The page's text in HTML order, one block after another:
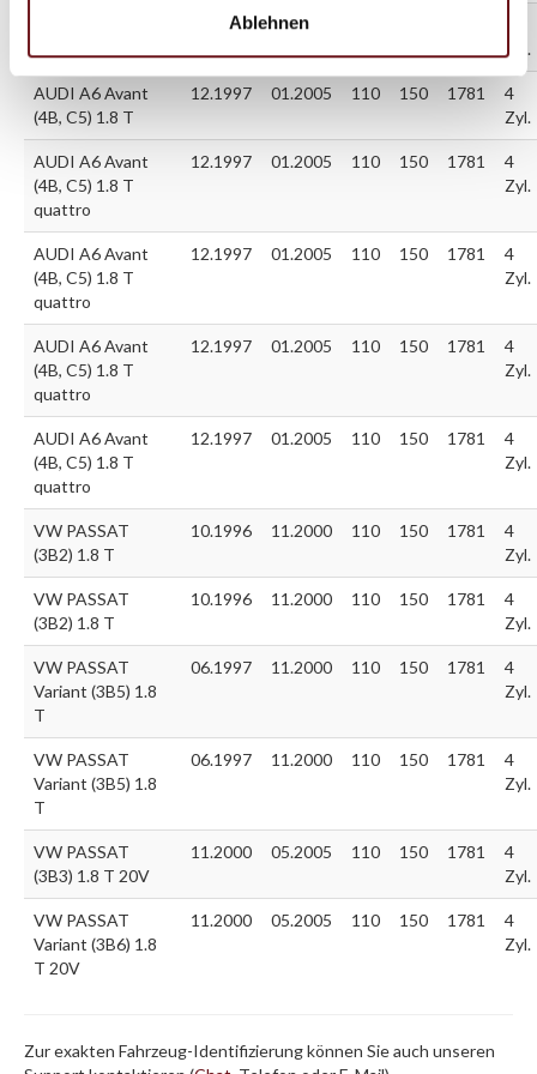
Ablehnen
12.1997 01.2005
Zyl.
AUDI A6 Avant
(4B, C5) 1.8 T
12.1997 01.2005 110 150 1781
4
Zyl.
AUDI A6 Avant
(4B, C5) 1.8 T
quattro
12.1997 01.2005 110 150 1781
4
Zyl.
AUDI A6 Avant
(4B, C5) 1.8 T
quattro
12.1997 01.2005 110 150 1781
4
Zyl.
AUDI A6 Avant
(4B, C5) 1.8 T
quattro
12.1997 01.2005 110 150 1781
4
Zyl.
AUDI A6 Avant
(4B, C5) 1.8 T
quattro
12.1997 01.2005 110 150 1781
4
Zyl.
VW PASSAT
(3B2) 1.8 T
10.1996 11.2000 110 150 1781
4
Zyl.
VW PASSAT
(3B2) 1.8 T
10.1996 11.2000 110 150 1781
4
Zyl.
VW PASSAT
Variant (3B5) 1.8
T
06.1997 11.2000 110 150 1781
4
Zyl.
VW PASSAT
Variant (3B5) 1.8
T
06.1997 11.2000 110 150 1781
4
Zyl.
VW PASSAT
(3B3) 1.8 T 20V
11.2000 05.2005 110 150 1781
4
Zyl.
VW PASSAT
Variant (3B6) 1.8
T 20V
11.2000 05.2005 110 150 1781
4
Zyl.
Zur exakten Fahrzeug-Identifizierung können Sie auch unseren